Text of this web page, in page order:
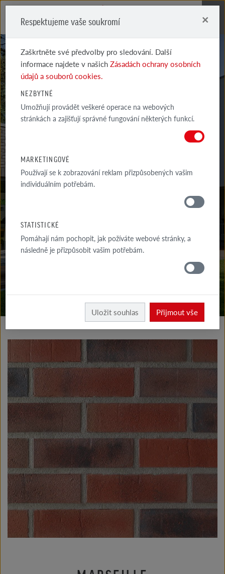
MARSEILLE
KDE
Vyrobky fasáda Klinkerové a lícové pásky typ I
Respektujeme vaše soukromí ×
Zaškrtněte své předvolby pro sledování. Další
informace najdete v našichZásadách ochrany osobních
údajů a souborů cookies.
NEZBYTNÉ
Umožňují provádět veškeré operace na webových
stránkách a zajišťují správné fungování některých funkcí.
MARKETINGOVÉ
Používají se k zobrazování reklam přizpůsobených vašim
individuálním potřebám.
STATISTICKÉ
Pomáhají nám pochopit, jak požíváte webové stránky, a
následně je přizpůsobit vašim potřebám.
Uložit souhlas Přijmout vše